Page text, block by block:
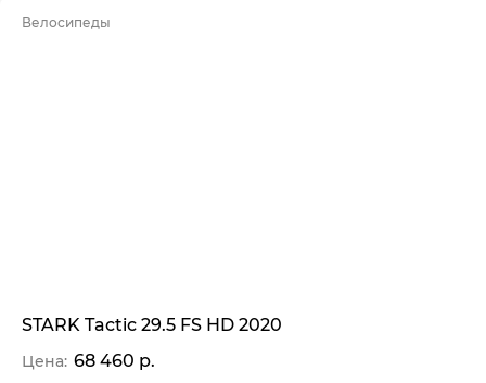
Велосипеды
STARK Tactic 29.5 FS HD 2020
Цена: 68 460 р.